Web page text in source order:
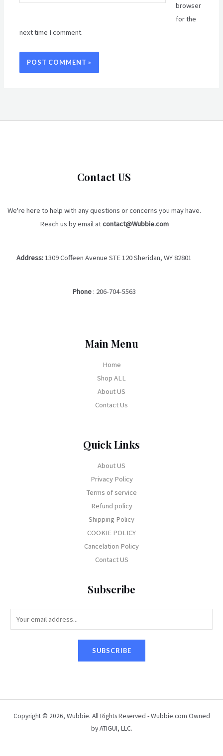
browser
for the
next time I comment.
Contact US
We're here to help with any questions or concerns you may have.
Reach us by email atcontact@Wubbie.com
Address:1309 Coffeen Avenue STE 120 Sheridan, WY 82801
Phone : 206-704-5563
Main Menu
Home
Shop ALL
About US
Contact Us
Quick Links
About US
Privacy Policy
Terms of service
Refund policy
Shipping Policy
COOKIE POLICY
Cancelation Policy
Contact US
Subscribe
m
SUBSCRIBE
Copyright © 2026, Wubbie. All Rights Reserved - Wubbie.com Owned
by ATIGUI, LLC.